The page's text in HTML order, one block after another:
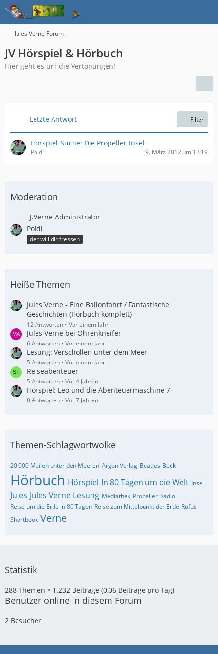
Jules Verne Forum
JV Hörspiel & Hörbuch
Hier geht es um die Vertonungen!
Letzte Antwort Filter
Hörspiel-Suche: Die Propeller-Insel
Poldi 9. März 2012 um 13:19
Moderation
J.Verne-Administrator
Poldi
der will dir fressen
Heiße Themen
Jules Verne - Eine Ballonfahrt / Fantastische
Geschichten (Hörbuch komplett)
12 Antworten Vor einem Jahr
Jules Verne bei Ohrenkneifer
6 Antworten Vor einem Jahr
Lesung: Verschollen unter dem Meer
5 Antworten Vor einem Jahr
Reiseabenteuer
5 Antworten Vor 4 Jahren
Hörspiel: Leo und die Abenteuermaschine 7
8 Antworten Vor 7 Jahren
Themen-Schlagwortwolke
20.000 Meilen unter den Meeren Argon Verlag Beatles Beck
Hörbuch Hörspiel In 80 Tagen um die Welt Insel
Jules Jules Verne Lesung Mediathek Propeller Radio
Reise um die Erde in 80 Tagen Reise zum Mittelpunkt der Erde Rufus
Shortbook Verne
Statistik
288 Themen 1.232 Beiträge (0,06 Beiträge pro Tag)
Benutzer online in diesem Forum
2 Besucher